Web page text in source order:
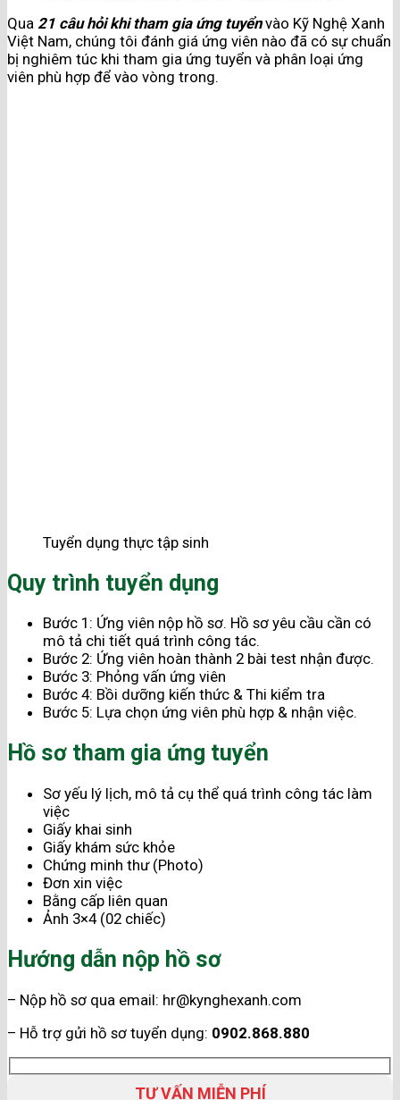
Qua 21 câu hỏi khi tham gia ứng tuyểnvào Kỹ Nghệ Xanh
Việt Nam, chúng tôi đánh giá ứng viên nào đã có sự chuẩn
bị nghiêm túc khi tham gia ứng tuyển và phân loại ứng
viên phù hợp để vào vòng trong.
Tuyển dụng thực tập sinh
Quy trình tuyển dụng
Bước 1: Ứng viên nộp hồ sơ. Hồ sơ yêu cầu cần có
mô tả chi tiết quá trình công tác.
Bước 2: Ứng viên hoàn thành 2 bài test nhận được.
Bước 3: Phỏng vấn ứng viên
Bước 4: Bồi dưỡng kiến thức & Thi kiểm tra
Bước 5: Lựa chọn ứng viên phù hợp & nhận việc.
Hồ sơ tham gia ứng tuyển
Sơ yếu lý lịch, mô tả cụ thể quá trình công tác làm
việc
Giấy khai sinh
Giấy khám sức khỏe
Chứng minh thư (Photo)
Đơn xin việc
Bằng cấp liên quan
Ảnh 3×4 (02 chiếc)
Hướng dẫn nộp hồ sơ
– Nộp hồ sơ qua email: hr@kynghexanh.com
– Hỗ trợ gửi hồ sơ tuyển dụng: 0902.868.880
TƯ VẤN MIỄN PHÍ